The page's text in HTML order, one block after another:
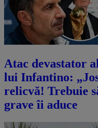
Atac devastator
lui Infantino:
relicvă! Trebuie
grave îi aduce